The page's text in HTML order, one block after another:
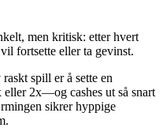
men kritisk: etter hvert
fortsette eller ta gevinst.
spill er å sette en
2x—og cashes ut så snart
sikrer hyppige